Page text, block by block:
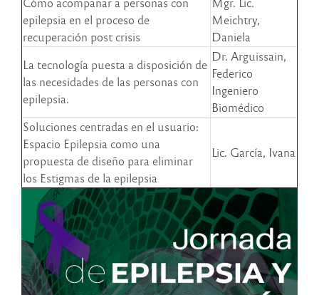
epilepsia en el proceso de
recuperación post crisis
Meichtry,
Daniela
La tecnología puesta a disposición de
las necesidades de las personas con
epilepsia.
Dr. Arguissain,
Federico
Ingeniero
Biomédico
Soluciones centradas en el usuario:
Espacio Epilepsia como una
propuesta de diseño para eliminar
los Estigmas de la epilepsia
Lic. García, Ivana